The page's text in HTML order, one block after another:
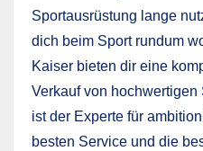
Sportausrüstung lange
dich beim Sport rundum
Kaiser bieten dir eine
Verkauf von
ist der Experte für
besten Service und die